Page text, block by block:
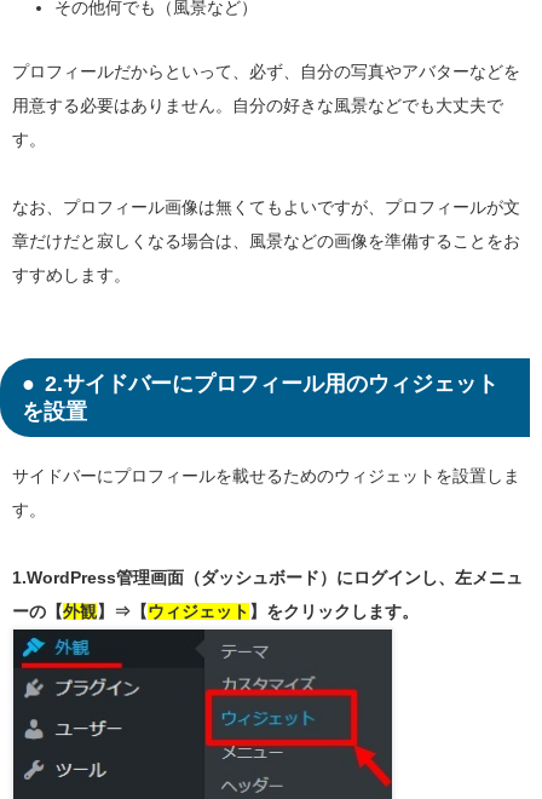
その他何でも（風景など）
プロフィールだからといって、必ず、自分の写真やアバターなどを
用意する必要はありません。自分の好きな風景などでも大丈夫で
す。
なお、プロフィール画像は無くてもよいですが、プロフィールが文
章だけだと寂しくなる場合は、風景などの画像を準備することをお
すすめします。
2.サイドバーにプロフィール用のウィジェット
を設置
サイドバーにプロフィールを載せるためのウィジェットを設置しま
す。
1.WordPress管理画面（ダッシュボード）にログインし、左メニュ
ーの【外観 】⇒【 ウィジェット 】をクリックします。